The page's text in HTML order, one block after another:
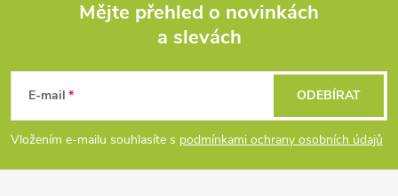
p
a
Mějte přehled o novinkách
a slevách
E-mail
Vložením e-mailu souhlasíte s podmínkami ochrany osobních údajů
ODEBÍRAT